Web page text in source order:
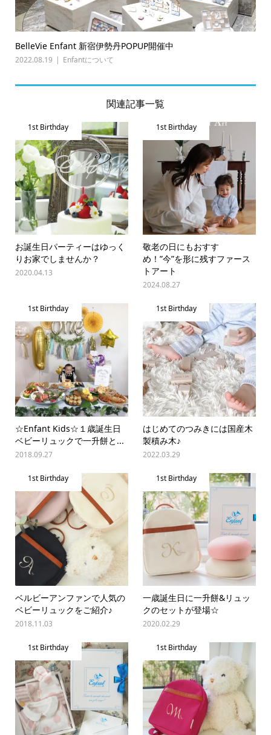
BelleVie Enfant 新宿伊勢丹POPUP開催中
2022.08.19 Enfantについて
関連記事一覧
1st Birthday
お誕生日パーティーはゆっく
りお家でしませんか？
2020.04.13
1st Birthday
敬老の日にもおすす
め！”今”を形に残すファース
トアート
2024.08.27
1st Birthday
☆Enfant Kids☆１歳誕生日
ベビーリュックで一升餅と...
2018.09.27
1st Birthday
はじめてのつみきには国産木
製積み木♪
2022.03.29
1st Birthday
ベルビーアンファンで人気の
ベビーリュックをご紹介♪
2018.11.03
1st Birthday
一歳誕生日に一升餅&リュッ
クのセットが登場☆
2020.02.29
1st Birthday 1st Birthday